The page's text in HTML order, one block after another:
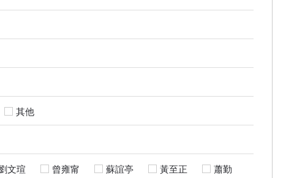
其他
文瑄 曾雍甯 蘇誼亭 黃至正
蕭勤